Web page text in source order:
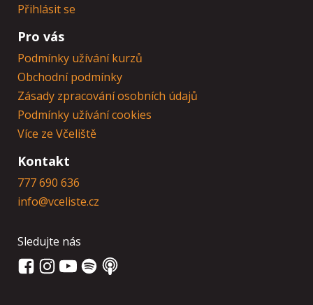
Přihlásit se
Pro vás
Podmínky užívání kurzů
Obchodní podmínky
Zásady zpracování osobních údajů
Podmínky užívání cookies
Více ze Včeliště
Kontakt
777 690 636
info@vceliste.cz
Sledujte nás